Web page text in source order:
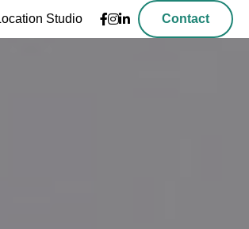
Studio Contact